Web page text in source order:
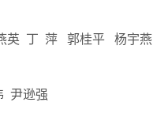
丁 萍 郭桂平 杨宇燕
尹逊强